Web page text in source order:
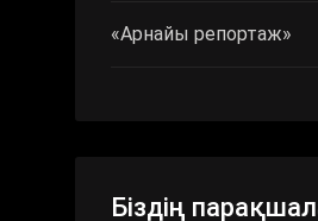
«Арнайы репортаж»
Біздің